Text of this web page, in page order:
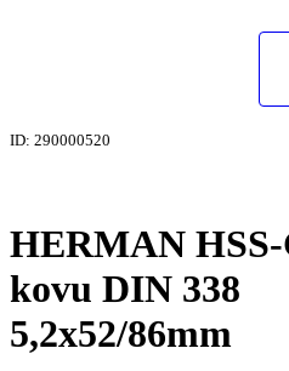
ID: 290000520
HERMAN
kovu DIN 338
5,2x52/86mm